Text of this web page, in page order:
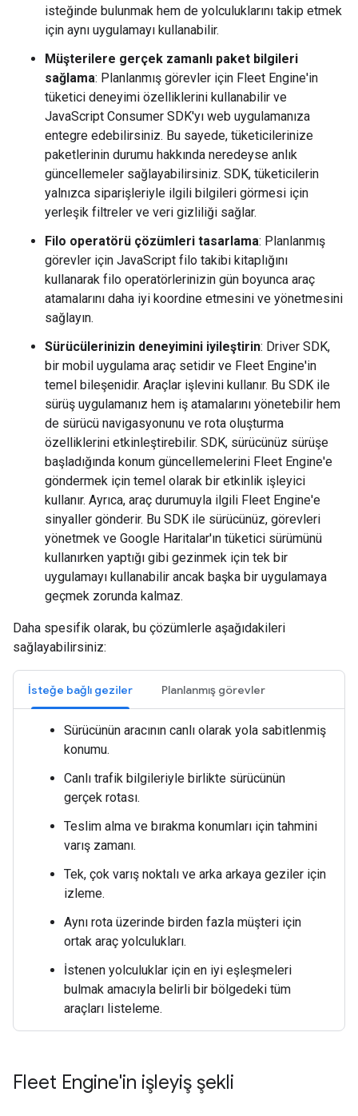
isteğinde bulunmak hem de yolculuklarını takip etmek
için aynı uygulamayı kullanabilir.
Müşterilere gerçek zamanlı paket bilgileri
sağlama: Planlanmış görevler için Fleet Engine'in
tüketici deneyimi özelliklerini kullanabilir ve
JavaScript Consumer SDK'yı web uygulamanıza
entegre edebilirsiniz. Bu sayede, tüketicilerinize
paketlerinin durumu hakkında neredeyse anlık
güncellemeler sağlayabilirsiniz. SDK, tüketicilerin
yalnızca siparişleriyle ilgili bilgileri görmesi için
yerleşik filtreler ve veri gizliliği sağlar.
Filo operatörü çözümleri tasarlama: Planlanmış
görevler için JavaScript filo takibi kitaplığını
kullanarak filo operatörlerinizin gün boyunca araç
atamalarını daha iyi koordine etmesini ve yönetmesini
sağlayın.
Sürücülerinizin deneyimini iyileştirin: Driver SDK,
bir mobil uygulama araç setidir ve Fleet Engine'in
temel bileşenidir. Araçlar işlevini kullanır. Bu SDK ile
sürüş uygulamanız hem iş atamalarını yönetebilir hem
de sürücü navigasyonunu ve rota oluşturma
özelliklerini etkinleştirebilir. SDK, sürücünüz sürüşe
başladığında konum güncellemelerini Fleet Engine'e
göndermek için temel olarak bir etkinlik işleyici
kullanır. Ayrıca, araç durumuyla ilgili Fleet Engine'e
sinyaller gönderir. Bu SDK ile sürücünüz, görevleri
yönetmek ve Google Haritalar'ın tüketici sürümünü
kullanırken yaptığı gibi gezinmek için tek bir
uygulamayı kullanabilir ancak başka bir uygulamaya
geçmek zorunda kalmaz.
Daha spesifik olarak, bu çözümlerle aşağıdakileri
sağlayabilirsiniz:
İsteğe bağlı geziler Planlanmış görevler
Sürücünün aracının canlı olarak yola sabitlenmiş
konumu.
Canlı trafik bilgileriyle birlikte sürücünün
gerçek rotası.
Teslim alma ve bırakma konumları için tahmini
varış zamanı.
Tek, çok varış noktalı ve arka arkaya geziler için
izleme.
Aynı rota üzerinde birden fazla müşteri için
ortak araç yolculukları.
İstenen yolculuklar için en iyi eşleşmeleri
bulmak amacıyla belirli bir bölgedeki tüm
araçları listeleme.
Fleet Engine'in işleyiş şekli